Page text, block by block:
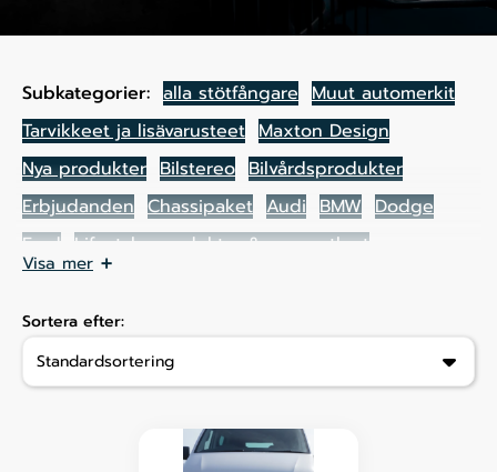
Subkategorier: alla stötfångare Muut automerkit
Tarvikkeet ja lisävarusteet Maxton Design
Nya produkter Bilstereo Bilvårdsprodukter
Erbjudanden Chassipaket Audi BMW Dodge
Ford Lifestyle-produkter & presentkort
Andra bilmärken
Tillbehör & extrautrustning
Visa mer
Sortera efter: